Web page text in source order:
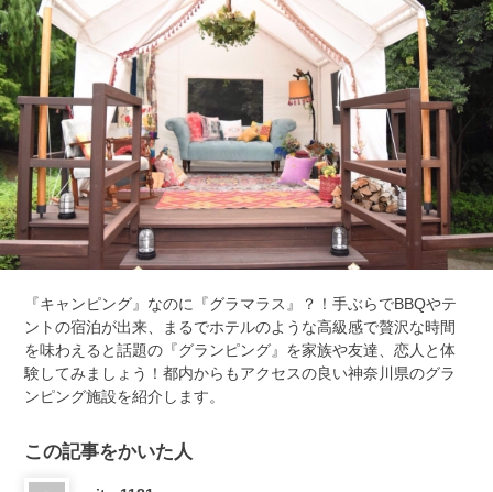
『キャンピング』なのに『グラマラス』？！手ぶらでBBQやテ
ントの宿泊が出来、まるでホテルのような高級感で贅沢な時間
を味わえると話題の『グランピング』を家族や友達、恋人と体
験してみましょう！都内からもアクセスの良い神奈川県のグラ
ンピング施設を紹介します。
この記事をかいた人